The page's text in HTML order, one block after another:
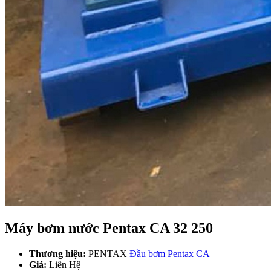
Máy bơm nước Pentax CA 32 250
Thương hiệu: PENTAX Đầu bơm Pentax CA
Giá: Liên Hệ